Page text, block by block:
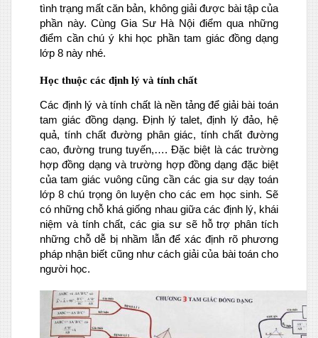
tình trạng mất căn bản, không giải được bài tập của
phần này. Cùng Gia Sư Hà Nội điểm qua những
điểm cần chú ý khi học phần tam giác đồng dạng
lớp 8 này nhé.
Học thuộc các định lý và tính chất
Các định lý và tính chất là nền tảng để giải bài toán
tam giác đồng dạng. Định lý talet, định lý đảo, hệ
quả, tính chất đường phân giác, tính chất đường
cao, đường trung tuyến,…. Đặc biệt là các trường
hợp đồng dạng và trường hợp đồng dạng đặc biệt
của tam giác vuông cũng cần các gia sư dạy toán
lớp 8 chú trọng ôn luyện cho các em học sinh. Sẽ
có những chỗ khá giống nhau giữa các định lý, khái
niệm và tính chất, các gia sư sẽ hỗ trợ phân tích
những chỗ dễ bị nhầm lẫn để xác định rõ phương
pháp nhận biết cũng như cách giải của bài toán cho
người học.